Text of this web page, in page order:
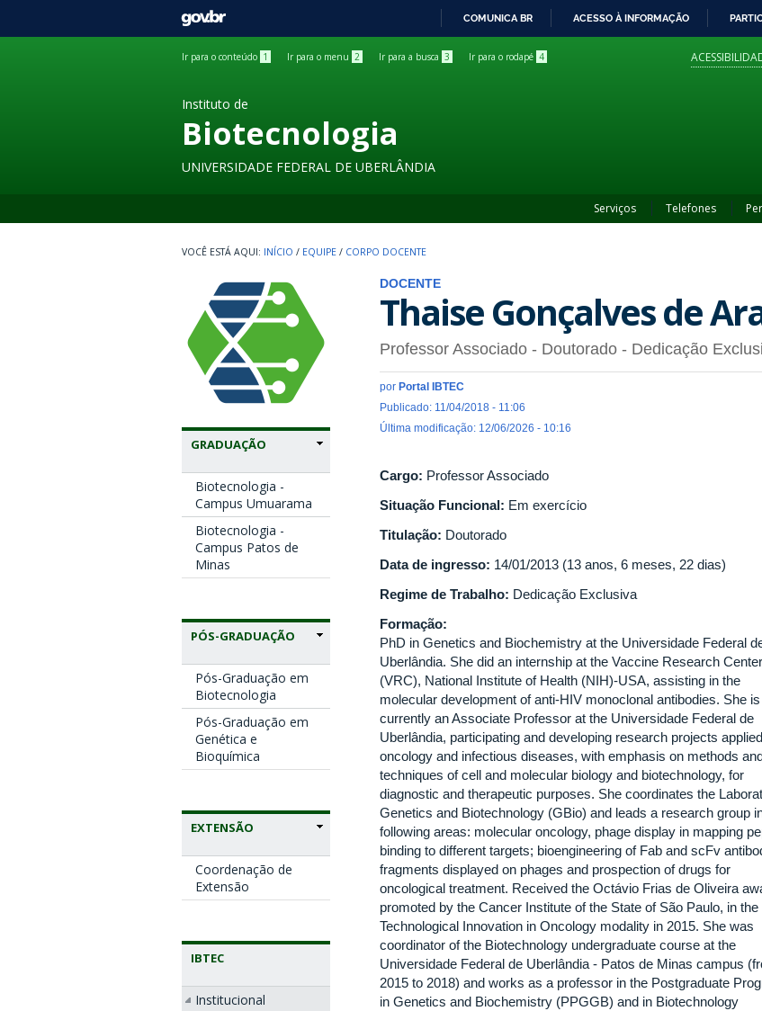
GOVBR
COMUNICA BR ACESSO À INFORMAÇÃO
Ir para o conteúdo 1 Ir para o menu 2 Ir para a busca 3 Ir para o rodapé 4
Instituto de
Biotecnologia
UNIVERSIDADE FEDERAL DE UBERLÂNDIA
Serviços Telefones
INÍCIO / EQUIPE / CORPO DOCENTE
GRADUAÇÃO
Biotecnologia -
Campus Umuarama
Biotecnologia -
Campus Patos de
Minas
PÓS-GRADUAÇÃO
Pós-Graduação em
Biotecnologia
Pós-Graduação em
Genética e
Bioquímica
EXTENSÃO
Coordenação de
Extensão
IBTEC
Institucional
DOCENTE
Thaise Gonçalves de
Professor Associado - Doutorado - Dedicação
por Portal IBTEC
Publicado: 11/04/2018 - 11:06
Última modificação: 12/06/2026 - 10:16
Cargo: Professor Associado
Situação Funcional: Em exercício
Titulação: Doutorado
Data de ingresso: 14/01/2013 (13 anos, 6 meses, 22 dias)
Regime de Trabalho: Dedicação Exclusiva
Formação:
PhD in Genetics and Biochemistry at the Universidade Federal
Uberlândia. She did an internship at the Vaccine Research Center
(VRC), National Institute of Health (NIH)-USA, assisting in the
molecular development of anti-HIV monoclonal antibodies. She is
currently an Associate Professor at the Universidade Federal de
Uberlândia, participating and developing research projects
oncology and infectious diseases, with emphasis on methods
techniques of cell and molecular biology and biotechnology, for
diagnostic and therapeutic purposes. She coordinates the
Genetics and Biotechnology (GBio) and leads a research group
following areas: molecular oncology, phage display in mapping
binding to different targets; bioengineering of Fab and scFv
fragments displayed on phages and prospection of drugs for
oncological treatment. Received the Octávio Frias de Oliveira
promoted by the Cancer Institute of the State of São Paulo, in the
Technological Innovation in Oncology modality in 2015. She was
coordinator of the Biotechnology undergraduate course at the
Universidade Federal de Uberlândia - Patos de Minas campus
2015 to 2018) and works as a professor in the Postgraduate
in Genetics and Biochemistry (PPGGB) and in Biotechnology